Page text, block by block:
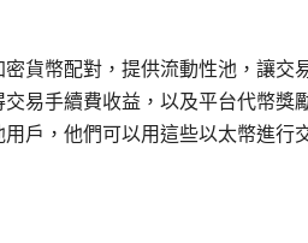
貨幣配對，提供流動性池，讓交
易手續費收益，以及平台代幣獎
戶，他們可以用這些以太幣進行